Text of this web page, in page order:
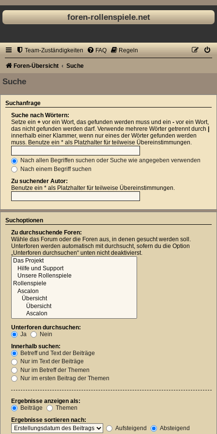
foren-rollenspiele.net
Team-Zuständigkeiten FAQ Regeln
Foren-Übersicht Suche
Suche
Suchanfrage
Suche nach Wörtern:
Setze ein + vor ein Wort, das gefunden werden muss und ein - vor ein Wort,
das nicht gefunden werden darf. Verwende mehrere Wörter getrennt durch
innerhalb einer Klammer, wenn nur eines der Wörter gefunden werden
muss. Benutze ein * als Platzhalter für teilweise Übereinstimmungen.
Nach allen Begriffen suchen oder Suche wie angegeben verwenden
Nach einem Begriff suchen
Zu suchender Autor:
Benutze ein * als Platzhalter für teilweise Übereinstimmungen.
Suchoptionen
Zu durchsuchende Foren:
Wähle das Forum oder die Foren aus, in denen gesucht werden soll.
Unterforen werden automatisch mit durchsucht, sofern du die Option
„Unterforen durchsuchen“ unten nicht deaktivierst.
Unterforen durchsuchen:
Ja
Nein
Innerhalb suchen:
Betreff und Text der Beiträge
Nur im Text der Beiträge
Nur im Betreff der Themen
Nur im ersten Beitrag der Themen
Ergebnisse anzeigen als:
Beiträge
Themen
Ergebnisse sortieren nach:
Aufsteigend
Absteigend